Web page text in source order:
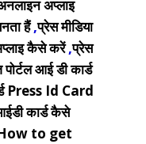
अप्लाइ
हैं,प्रेस मीडिया
कैसे करें,प्रेस
पोर्टल आई डी कार्ड
Press Id Card
कार्ड कैसे
to get